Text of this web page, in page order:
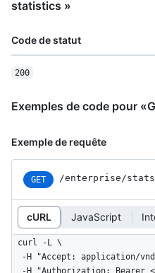
statistics »
Code de statut
200
Exemples de code pour
Exemple de requête
GET /enterprise/
cURL JavaScript
curl -L \